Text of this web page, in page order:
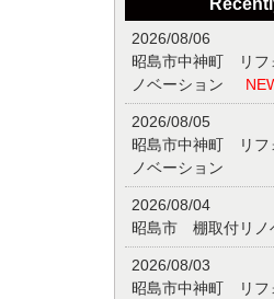
2026/08/06
昭島市中神町 リフ
ノベーション
2026/08/05
昭島市中神町 リフ
ノベーション
2026/08/04
昭島市 棚取付リノ
2026/08/03
昭島市中神町 リフ